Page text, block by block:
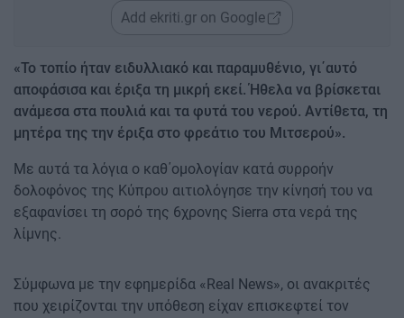
Add ekriti.gr on Google
«Το τοπίο ήταν ειδυλλιακό και παραμυθένιο, γι΄αυτό
αποφάσισα και έριξα τη μικρή εκεί. Ήθελα να βρίσκεται
ανάμεσα στα πουλιά και τα φυτά του νερού. Αντίθετα, τη
μητέρα της την έριξα στο φρεάτιο του Μιτσερού».
Με αυτά τα λόγια ο καθ΄ομολογίαν κατά συρροήν
δολοφόνος της Κύπρου αιτιολόγησε την κίνησή του να
εξαφανίσει τη σορό της 6χρονης Sierra στα νερά της
λίμνης.
Σύμφωνα με την εφημερίδα «Real News», οι ανακριτές
που χειρίζονται την υπόθεση είχαν επισκεφτεί τον